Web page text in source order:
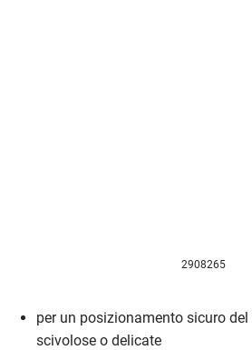
2908265
per un posizionamento sicuro
scivolose o delicate